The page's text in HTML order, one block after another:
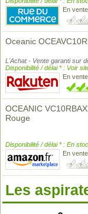
En
Oceanic
L'Achat - Vente garanti sur
Disponibilité / délai * : Voir
En
OCEANIC
Rouge
Disponibilité / délai * : En
En
Les